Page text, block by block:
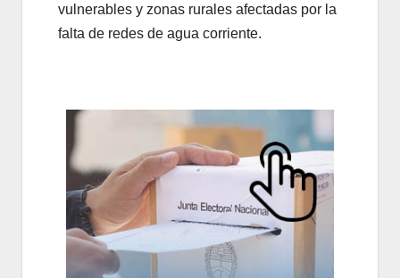
vulnerables y zonas rurales afectadas por la
falta de redes de agua corriente.